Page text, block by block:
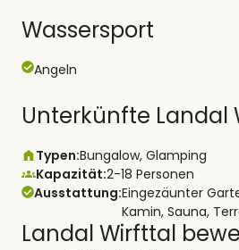
Wassersport
Angeln
Unterkünfte Landal
Typen:Bungalow, Glamping
Kapazität:2-18 Personen
Ausstattung:Eingezäunter
Kamin, Sauna,
Landal Wirfttal